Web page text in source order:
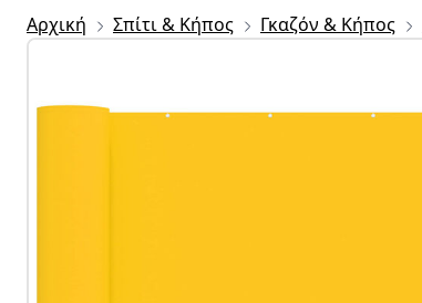
Αρχική Σπίτι & Κήπος Γκαζόν & Κήπος